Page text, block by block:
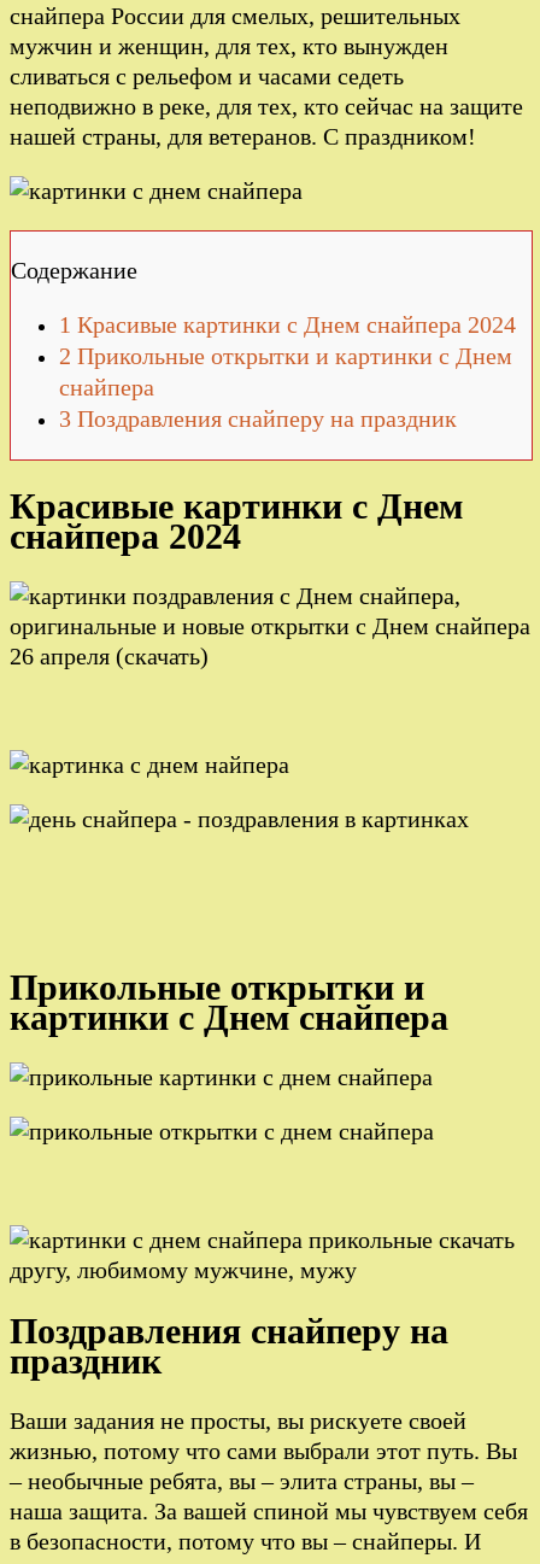
снайпера России для смелых, решительных
мужчин и женщин, для тех, кто вынужден
сливаться с рельефом и часами седеть
неподвижно в реке, для тех, кто сейчас на защите
нашей страны, для ветеранов. С праздником!
Содержание
1 Красивые картинки с Днем снайпера 2024
2 Прикольные открытки и картинки с Днем
снайпера
3 Поздравления снайперу на праздник
Красивые картинки с Днем
снайпера 2024
Прикольные открытки и
картинки с Днем снайпера
Поздравления снайперу на
праздник
Ваши задания не просты, вы рискуете своей
жизнью, потому что сами выбрали этот путь. Вы
– необычные ребята, вы – элита страны, вы –
наша защита. За вашей спиной мы чувствуем себя
в безопасности, потому что вы – снайперы. И